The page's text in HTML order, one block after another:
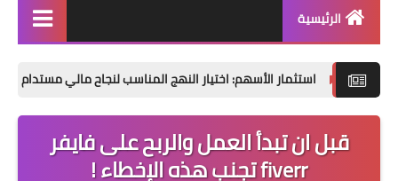
الرئيسية
مواقع العمل الحر
ادسنس
استثمار الأسهم: اختيار النهج المناسب لنجاح مالي مستدام نصائح
قبل ان تبدأ العمل والربح على فايفر
fiverr تجنب هذه الإخطاء !